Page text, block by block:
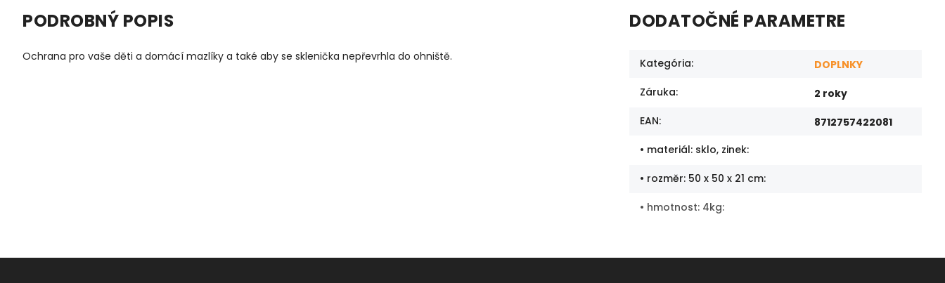
PODROBNÝ POPIS
Ochrana pro vaše děti a domácí mazlíky a také aby se sklenička nepřevrhla do ohniště.
DODATOČNÉ PARAMETRE
Kategória:
DOPLNKY
Záruka:
2 roky
EAN:
8712757422081
• materiál: sklo, zinek:
• rozměr: 50 x 50 x 21 cm:
• hmotnost: 4kg: